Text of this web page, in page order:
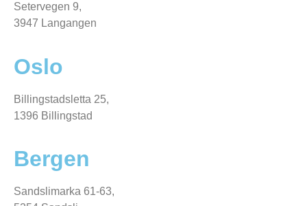
Setervegen 9,
3947 Langangen
Oslo
Billingstadsletta 25,
1396 Billingstad
Bergen
Sandslimarka 61-63,